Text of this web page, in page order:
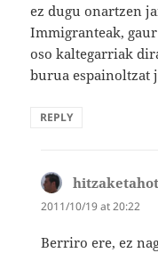
ez dugu onartzen
Immigranteak,
oso kaltegarriak
burua espainoltzat
REPLY
2011/10/19 at 20:22
Berriro ere, ez